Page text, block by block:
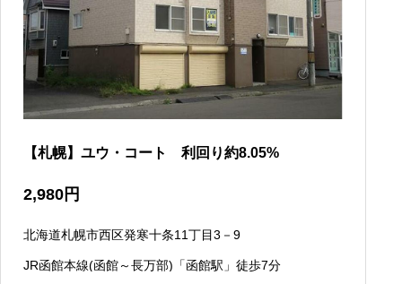
【札幌】ユウ・コート 利回り約8.05%
2,980 円
北海道札幌市西区発寒十条11丁目3－9
JR函館本線(函館～長万部)「函館駅」徒歩7分